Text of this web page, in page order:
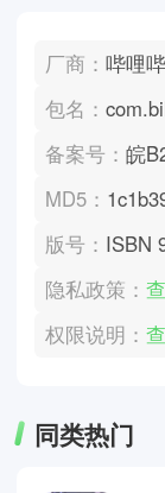
厂商：哔哩
包名：
备案号：皖
MD5：
版号： ISBN
隐私政策：
权限说明：
同类热门